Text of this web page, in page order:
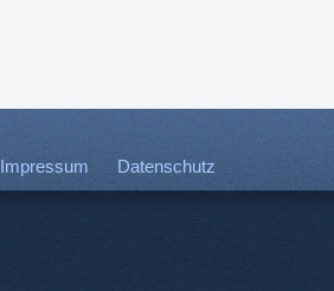
Impressum Datenschutz